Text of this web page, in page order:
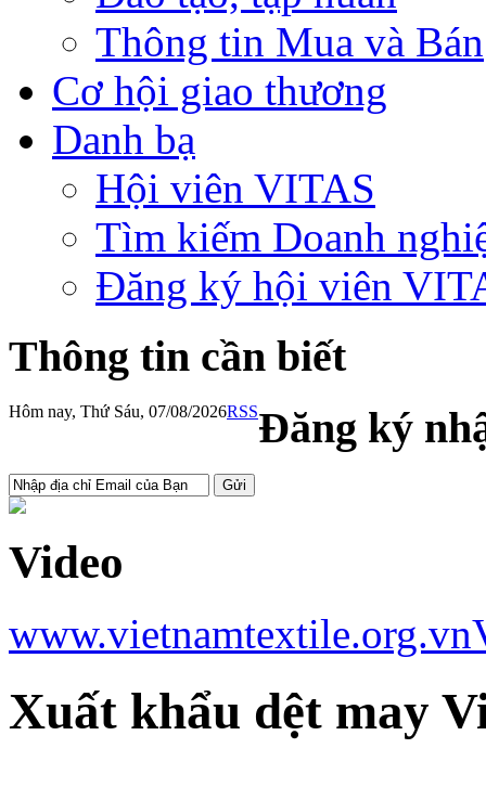
Thông tin Mua và Bán
Cơ hội giao thương
Danh bạ
Hội viên VITAS
Tìm kiếm Doanh
Đăng ký hội viên
Thông tin cần biết
Hôm nay, Thứ Sáu, 07/08/2026RSSĐăng ký
Video
www.vietnamtextile.org.vn
Xuất khẩu dệt may